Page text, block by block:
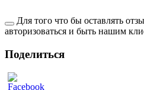
Для того что бы оставлять
авторизоваться и быть нашим
Поделиться